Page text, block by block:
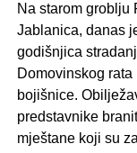
Na starom groblju
Jablanica, danas
godišnjica
Domovinskog
bojišnice.
predstavnike
mještane koji su